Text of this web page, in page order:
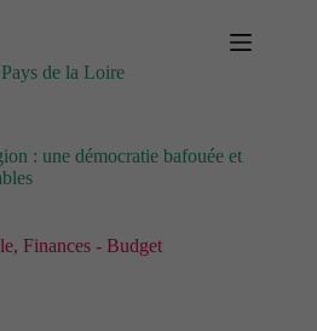
de la Loire
: une démocratie bafouée et
, Finances - Budget